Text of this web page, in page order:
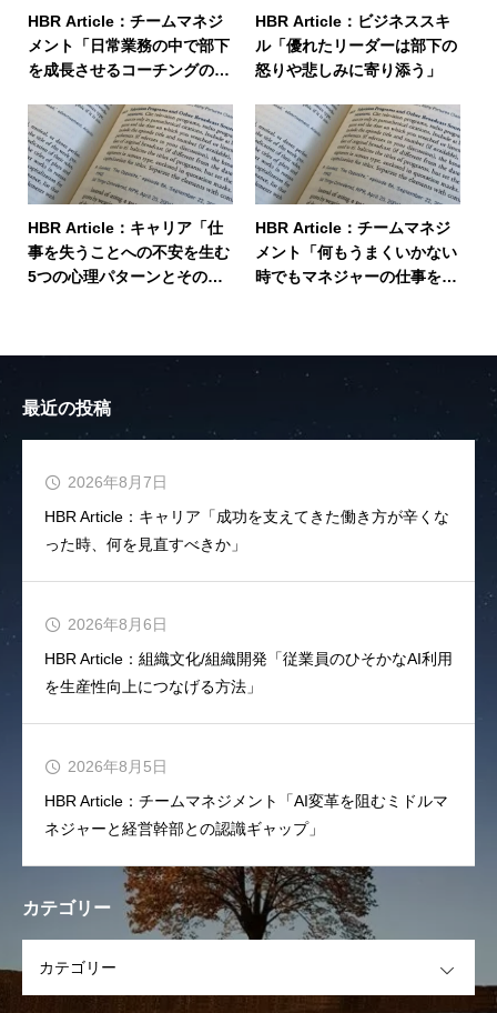
HBR Article：チームマネジ
メント「日常業務の中で部下
を成長させるコーチングの手
HBR Article：ビジネススキ
ル「優れたリーダーは部下の
怒りや悲しみに寄り添う」
HBR Article：キャリア「仕
事を失うことへの不安を生む
5つの心理パターンとその対
HBR Article：チームマネジ
メント「何もうまくいかない
時でもマネジャーの仕事を楽
最近の投稿
HBR Article：キャリア「成功を支えてきた働き方が辛くな
った時、何を見直すべきか」
2026年8月7日
HBR Article：組織文化/組織開発「従業員のひそかなAI利用
を生産性向上につなげる方法」
2026年8月6日
HBR Article：チームマネジメント「AI変革を阻むミドルマ
ネジャーと経営幹部との認識ギャップ」
2026年8月5日
カテゴリー